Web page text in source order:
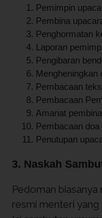
Pemimpin
Pembina
Penghormatan
Laporan
Pengibaran
Mengheningkan
Pembacaan
Pembacaan
Amanat
Pembacaan doa
Penutupan
3. Naskah
Pedoman
resmi menteri yang